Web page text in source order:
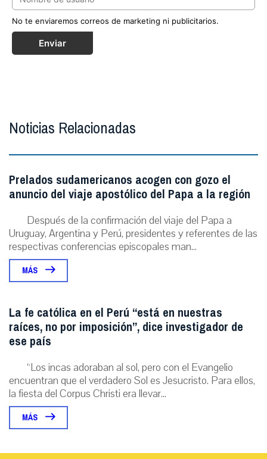
No te enviaremos correos de marketing ni publicitarios.
Enviar
Noticias Relacionadas
Prelados sudamericanos acogen con gozo el
anuncio del viaje apostólico del Papa a la región
Después de la confirmación del viaje del Papa a
Uruguay, Argentina y Perú, presidentes y referentes de las
respectivas conferencias episcopales man...
MÁS
La fe católica en el Perú “está en nuestras
raíces, no por imposición”, dice investigador de
ese país
“Los incas adoraban al sol, pero con el Evangelio
encuentran que el verdadero Sol es Jesucristo. Para ellos,
la fiesta del Corpus Christi era llevar...
MÁS